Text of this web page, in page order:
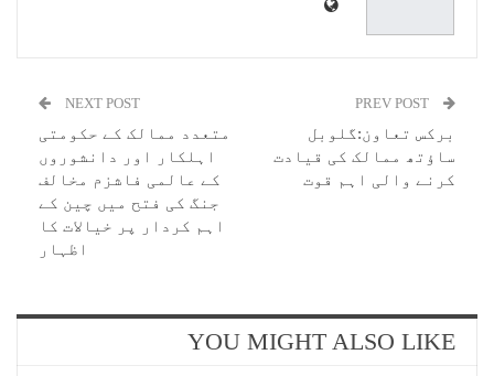
برکس تعاون:گلوبل
ساؤتھ ممالک کی قیادت
کرنے والی اہم قوت
NEXT POST
متعدد ممالک کے حکومتی
اہلکار اور دانشوروں
کے عالمی فاشزم مخالف
جنگ کی فتح میں چین کے
اہم کردار پر خیالات کا
اظہار
YOU MIGHT ALSO LIKE